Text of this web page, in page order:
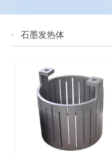
石墨发热体